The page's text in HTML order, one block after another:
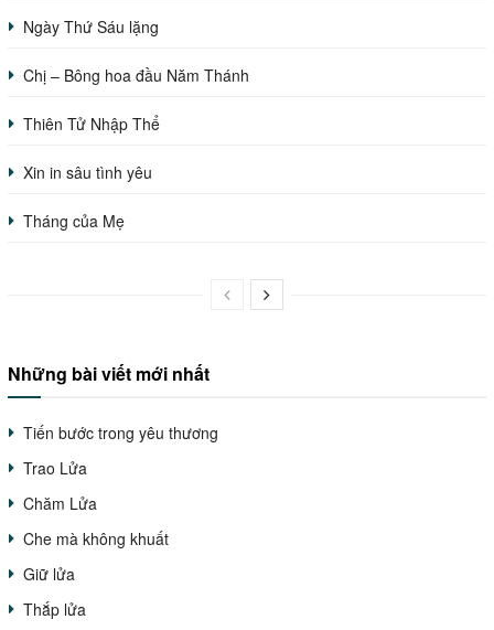
Ngày Thứ Sáu lặng
Chị – Bông hoa đầu Năm Thánh
Thiên Tử Nhập Thể
Xin in sâu tình yêu
Tháng của Mẹ
Những bài viết mới nhất
Tiến bước trong yêu thương
Trao Lửa
Chăm Lửa
Che mà không khuất
Giữ lửa
Thắp lửa